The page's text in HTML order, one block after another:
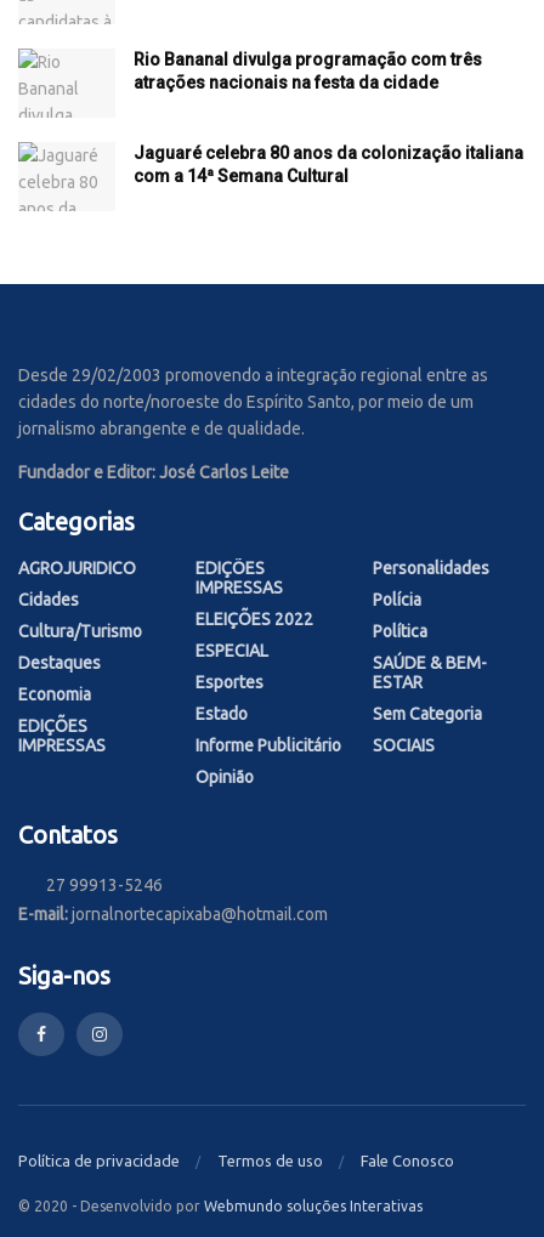
Rio Bananal divulga programação com três
atrações nacionais na festa da cidade
Jaguaré celebra 80 anos da colonização italiana
com a 14ª Semana Cultural
Desde 29/02/2003 promovendo a integração regional entre as
cidades do norte/noroeste do Espírito Santo, por meio de um
jornalismo abrangente e de qualidade.
Fundador e Editor: José Carlos Leite
Categorias
AGROJURIDICO
Cidades
Cultura/Turismo
Destaques
Economia
EDIÇÕES
IMPRESSAS
EDIÇÕES
IMPRESSAS
ELEIÇÕES 2022
ESPECIAL
Esportes
Estado
Informe Publicitário
Opinião
Personalidades
Polícia
Política
SAÚDE & BEM-
ESTAR
Sem Categoria
SOCIAIS
Contatos
27 99913-5246
E-mail:jornalnortecapixaba@hotmail.com
Siga-nos
Política de privacidade Termos de uso Fale Conosco
© 2020 - Desenvolvido por Webmundo soluções Interativas